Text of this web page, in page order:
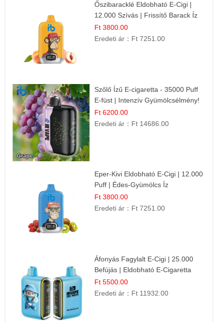
Őszibaracklé Eldobható E-Cigi |
12.000 Szívás | Frissítő Barack Íz
Ft 3800.00
Eredeti ár： Ft 7251.00
Szőlő Ízű E-cigaretta - 35000 Puff
E-füst | Intenzív Gyümölcsélmény!
Ft 6200.00
Eredeti ár： Ft 14686.00
Eper-Kivi Eldobható E-Cigi | 12.000
Puff | Édes-Gyümölcs Íz
Ft 3800.00
Eredeti ár： Ft 7251.00
Áfonyás Fagylalt E-Cigi | 25.000
Befújás | Eldobható E-Cigaretta
Ft 5500.00
Eredeti ár： Ft 11932.00